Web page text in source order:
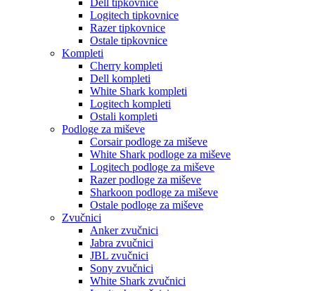
Dell tipkovnice
Logitech tipkovnice
Razer tipkovnice
Ostale tipkovnice
Kompleti
Cherry kompleti
Dell kompleti
White Shark kompleti
Logitech kompleti
Ostali kompleti
Podloge za miševe
Corsair podloge za miševe
White Shark podloge za miševe
Logitech podloge za miševe
Razer podloge za miševe
Sharkoon podloge za miševe
Ostale podloge za miševe
Zvučnici
Anker zvučnici
Jabra zvučnici
JBL zvučnici
Sony zvučnici
White Shark zvučnici